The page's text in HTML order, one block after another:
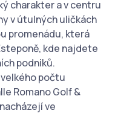
charakter a v centru
v útulných uličkách
promenádu, která
kde najdete
podniků.
počtu
Romano Golf &
ve